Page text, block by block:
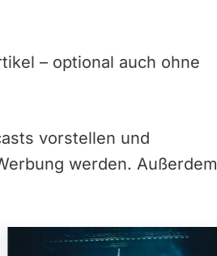
– optional auch ohne
vorstellen und
werden. Außerdem